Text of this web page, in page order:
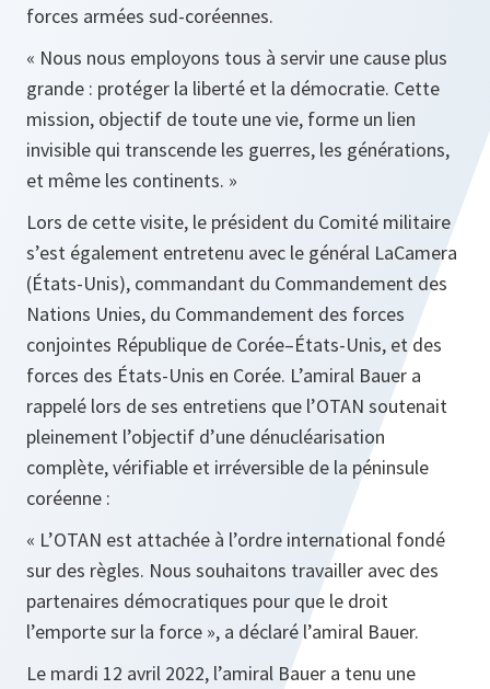
forces armées sud-coréennes.
« Nous nous employons tous à servir une cause plus
grande : protéger la liberté et la démocratie. Cette
mission, objectif de toute une vie, forme un lien
invisible qui transcende les guerres, les générations,
et même les continents. »
Lors de cette visite, le président du Comité militaire
s’est également entretenu avec le général LaCamera
(États-Unis), commandant du Commandement des
Nations Unies, du Commandement des forces
conjointes République de Corée–États-Unis, et des
forces des États-Unis en Corée. L’amiral Bauer a
rappelé lors de ses entretiens que l’OTAN soutenait
pleinement l’objectif d’une dénucléarisation
complète, vérifiable et irréversible de la péninsule
coréenne :
« L’OTAN est attachée à l’ordre international fondé
sur des règles. Nous souhaitons travailler avec des
partenaires démocratiques pour que le droit
l’emporte sur la force », a déclaré l’amiral Bauer.
Le mardi 12 avril 2022, l’amiral Bauer a tenu une